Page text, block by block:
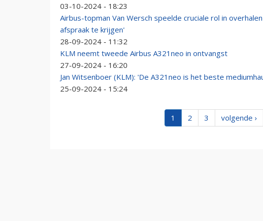
03-10-2024 - 18:23
Airbus-topman Van Wersch speelde cruciale rol in
afspraak te krijgen'
28-09-2024 - 11:32
KLM neemt tweede Airbus A321neo in ontvangst
27-09-2024 - 16:20
Jan Witsenboer (KLM): 'De A321neo is het beste
25-09-2024 - 15:24
1 2 3 volgende ›